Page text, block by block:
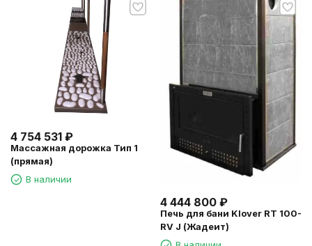
4 754 531 ₽
Массажная дорожка Тип 1
(прямая)
В наличии
4 444 800 ₽
Печь для бани Klover RT 100-
RV J (Жадеит)